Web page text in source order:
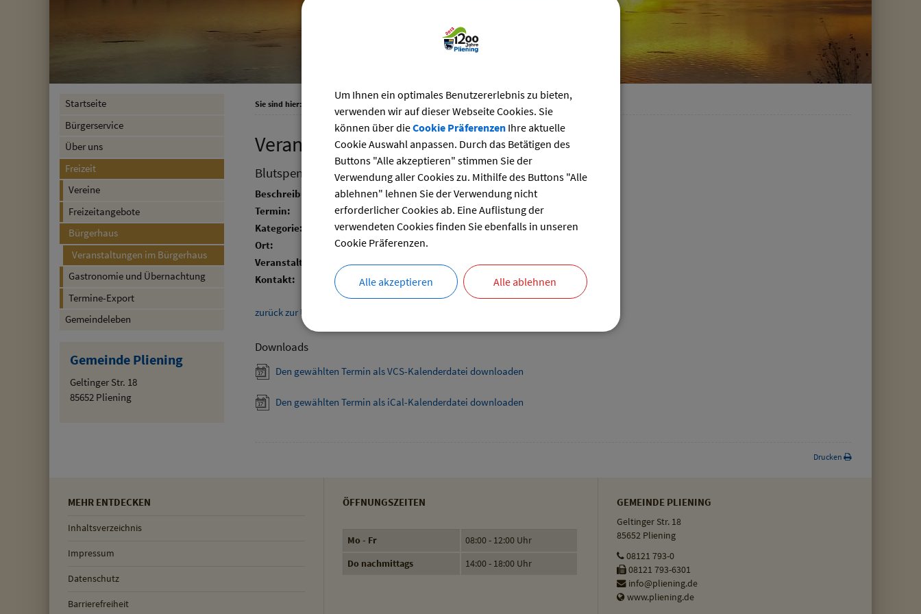
Startseite
Bürgerservice
Über uns
Freizeit
Vereine
Freizeitangebote
Bürgerhaus
Veranstaltungen im Bürgerhaus
Gastronomie und Übernachtung
Termine-Export
Gemeindeleben
Gemeinde Pliening
Geltinger Str. 18
85652 Pliening
Sie sind hier: Veranstaltungen im Bürgerhaus
Veranstaltungen im Bürgerhaus Pliening
Blutspenden
Beschreibung:
Termin:
29.10.2024 von 16:00bis 20:00 Uhr
Kategorie:
Verschiedenes
Ort:
Bürgersaal und Bürgerstüberl
Veranstalter:
BRK
Kontakt:
Frau Reichardt
zurück zur Übersicht
Downloads
Den gewählten Termin als VCS-Kalenderdatei downloaden
Den gewählten Termin als iCal-Kalenderdatei downloaden
Drucken
MEHR ENTDECKEN
Inhaltsverzeichnis
Impressum
Datenschutz
Barrierefreiheit
ÖFFNUNGSZEITEN
Mo - Fr
08:00 - 12:00 Uhr
Do nachmittags
14:00 - 18:00 Uhr
GEMEINDE PLIENING
Geltinger Str. 18
85652 Pliening
08121 793-0
08121 793-6301
info@pliening.de
www.pliening.de
Um Ihnen ein optimales Benutzererlebnis zu bieten,
verwenden wir auf dieser Webseite Cookies. Sie
können über dieCookie PräferenzenIhre aktuelle
Cookie Auswahl anpassen. Durch das Betätigen des
Buttons "Alle akzeptieren" stimmen Sie der
Verwendung aller Cookies zu. Mithilfe des Buttons "Alle
ablehnen" lehnen Sie der Verwendung nicht
erforderlicher Cookies ab. Eine Auflistung der
verwendeten Cookies finden Sie ebenfalls in unseren
Cookie Präferenzen.
Alle akzeptieren Alle ablehnen